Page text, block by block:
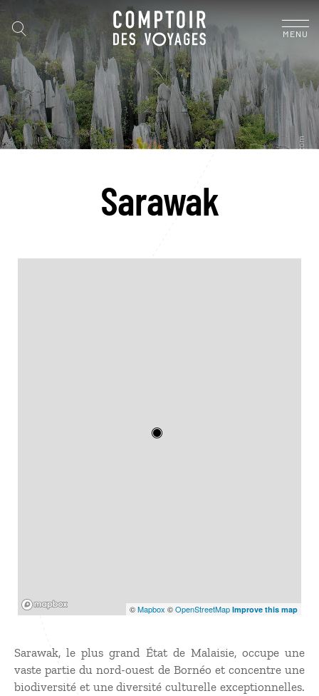
MENU
Sarawak
©Mapbox ©OpenStreetMap Improve this map
Sarawak, le plus grand État de Malaisie, occupe une
vaste partie du nord-ouest de Bornéo et concentre une
biodiversité et une diversité culturelle exceptionnelles.